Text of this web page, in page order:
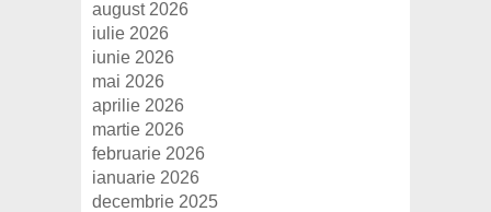
august 2026
iulie 2026
iunie 2026
mai 2026
aprilie 2026
martie 2026
februarie 2026
ianuarie 2026
decembrie 2025